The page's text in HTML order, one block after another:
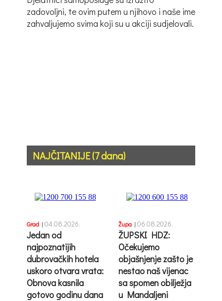
zadovoljni, te ovim putem u njihovo i naše ime
zahvaljujemo svima koji su u akciji sudjelovali.
NAJČITANIJE (7 dana)
Grad | 04.08.2026.
Jedan od
najpoznatijih
dubrovačkih hotela
uskoro otvara vrata:
Obnova kasnila
gotovo godinu dana
Župa | 06.08.2026.
ŽUPSKI HDZ:
Očekujemo
objašnjenje zašto je
nestao naš vijenac
sa spomen obilježja
u Mandaljeni